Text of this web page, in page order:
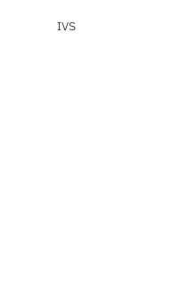
IVS